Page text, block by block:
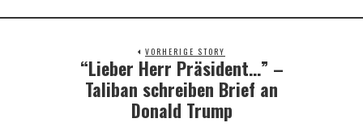
VORHERIGE STORY
Previous
post:
“Lieber Herr Präsident…” –
Taliban schreiben Brief an
Donald Trump